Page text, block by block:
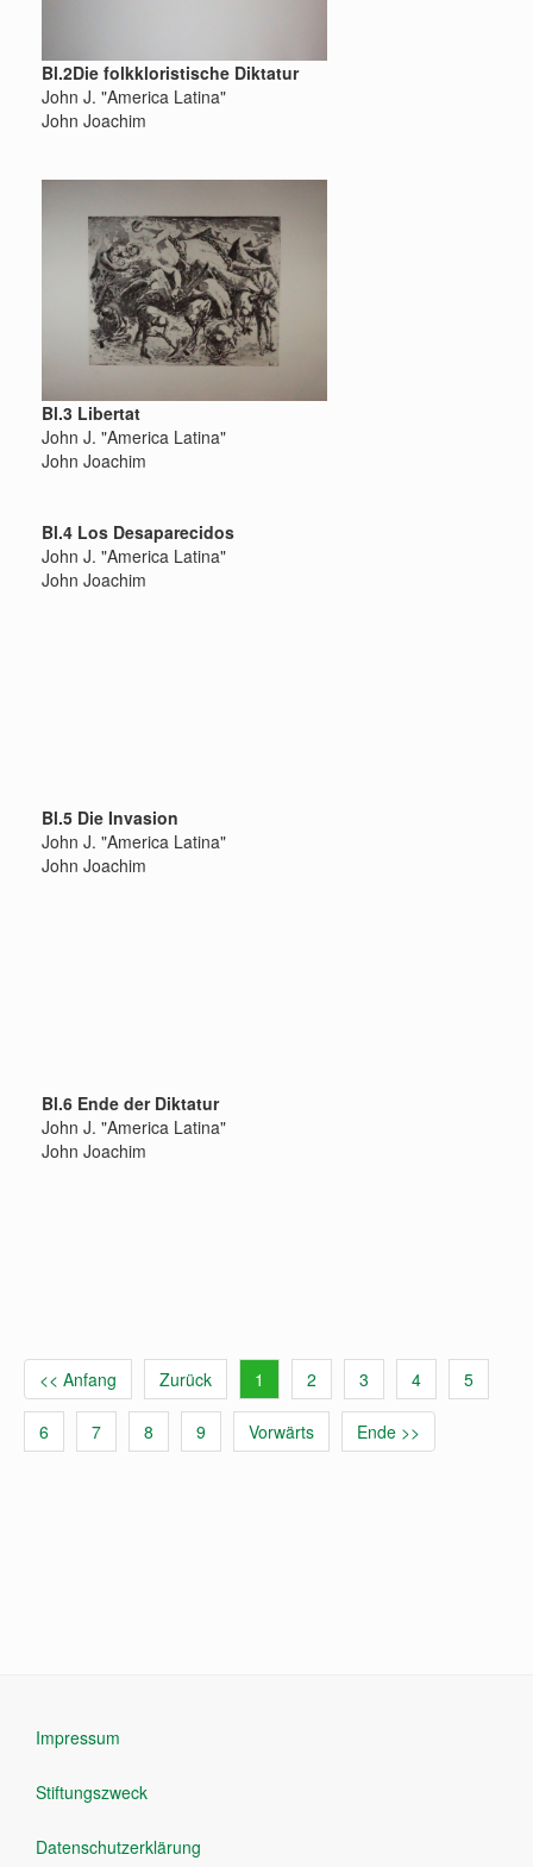
Bl.2Die folkkloristische Diktatur
John J. "America Latina"
John Joachim
Bl.3 Libertat
John J. "America Latina"
John Joachim
Bl.4 Los Desaparecidos
John J. "America Latina"
John Joachim
Bl.5 Die Invasion
John J. "America Latina"
John Joachim
Bl.6 Ende der Diktatur
John J. "America Latina"
John Joachim
<< Anfang Zurück 1 2 3 4 5
6 7 8 9 Vorwärts Ende >>
Impressum
Stiftungszweck
Datenschutzerklärung